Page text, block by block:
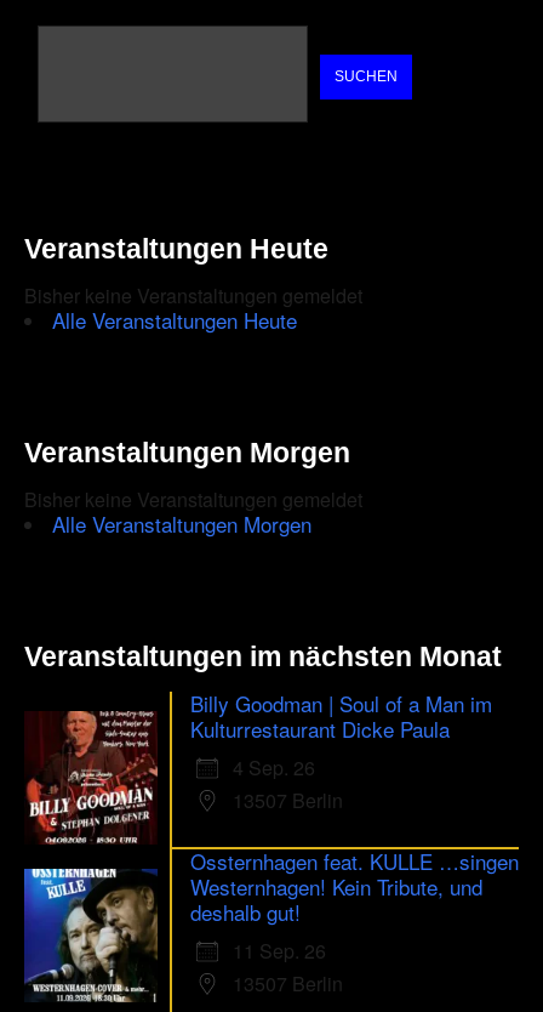
SUCHEN
Veranstaltungen Heute
Bisher keine Veranstaltungen gemeldet
Alle Veranstaltungen Heute
Veranstaltungen Morgen
Bisher keine Veranstaltungen gemeldet
Alle Veranstaltungen Morgen
Veranstaltungen im nächsten Monat
Billy Goodman | Soul of a Man im
Kulturrestaurant Dicke Paula
4 Sep. 26
13507 Berlin
Ossternhagen feat. KULLE …singen
Westernhagen! Kein Tribute, und
deshalb gut!
11 Sep. 26
13507 Berlin